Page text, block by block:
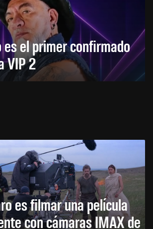
es el primer confirmado
VIP 2
es filmar una película
con cámaras IMAX de